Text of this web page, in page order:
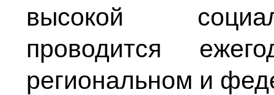
высокой
проводится
региональном и